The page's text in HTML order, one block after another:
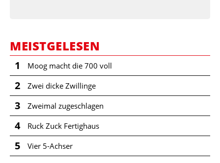
MEISTGELESEN
1 Moog macht die 700 voll
2 Zwei dicke Zwillinge
3 Zweimal zugeschlagen
4 Ruck Zuck Fertighaus
5 Vier 5-Achser